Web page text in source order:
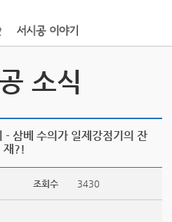
소식
- 삼베 수의가 일제강점기의 잔
재?!
조회수 3430